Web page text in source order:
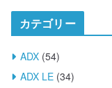
イ
ブ
カテゴリー
ADX (54)
ADX LE (34)